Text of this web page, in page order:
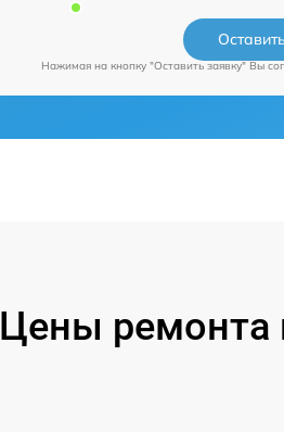
Нажимая на кнопку "Оставить заявку" Вы
Цены ремонта